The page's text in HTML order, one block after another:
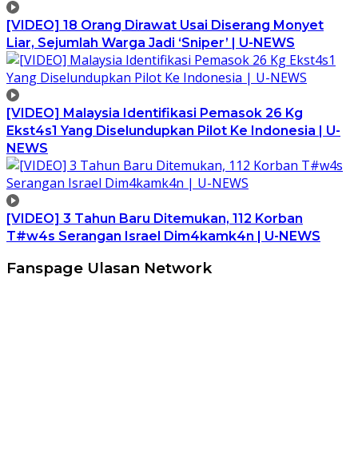
[VIDEO] 18 Orang Dirawat Usai Diserang Monyet
Liar, Sejumlah Warga Jadi ‘Sniper’ | U-NEWS
[VIDEO] Malaysia Identifikasi Pemasok 26 Kg
Ekst4s1 Yang Diselundupkan Pilot Ke Indonesia | U-
NEWS
[VIDEO] 3 Tahun Baru Ditemukan, 112 Korban
T#w4s Serangan Israel Dim4kamk4n | U-NEWS
Fanspage Ulasan Network